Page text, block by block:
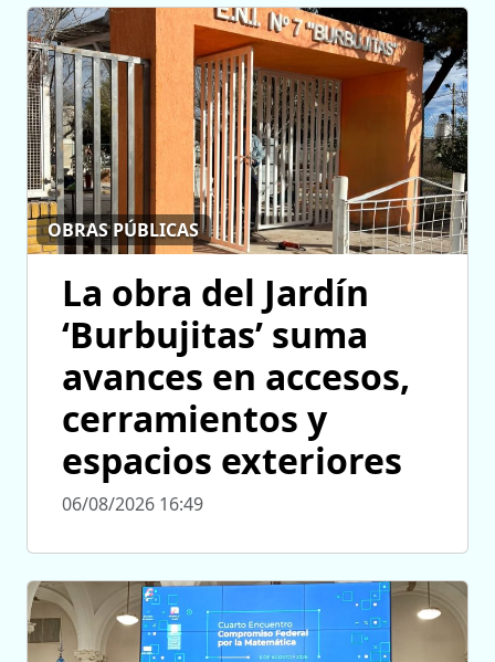
OBRAS PÚBLICAS
La obra del Jardín
‘Burbujitas’ suma
avances en accesos,
cerramientos y
espacios exteriores
06/08/2026 16:49